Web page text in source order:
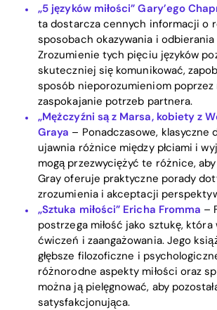
„5 języków miłości” Gary’ego
ta dostarcza cennych informacji o
sposobach okazywania i odbierania
Zrozumienie tych pięciu języków
skuteczniej się komunikować,
sposób nieporozumieniom poprzez
zaspokajanie potrzeb partnera.
„Mężczyźni są z Marsa, kobiety z
Graya – Ponadczasowe, klasyczne
ujawnia różnice między płciami i
mogą przezwyciężyć te różnice,
Gray oferuje praktyczne porady
zrozumienia i akceptacji
„Sztuka miłości” Ericha Fromma –
postrzega miłość jako sztukę, która
ćwiczeń i zaangażowania. Jego
głębsze filozoficzne i
różnorodne aspekty miłości oraz
można ją pielęgnować, aby
satysfakcjonująca.